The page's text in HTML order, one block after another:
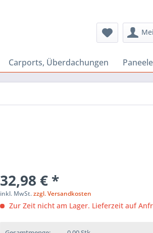
Carports, Überdachungen Paneele
32,98 € *
inkl. MwSt.zzgl. Versandkosten
Zur Zeit nicht am Lager. Lieferzeit auf